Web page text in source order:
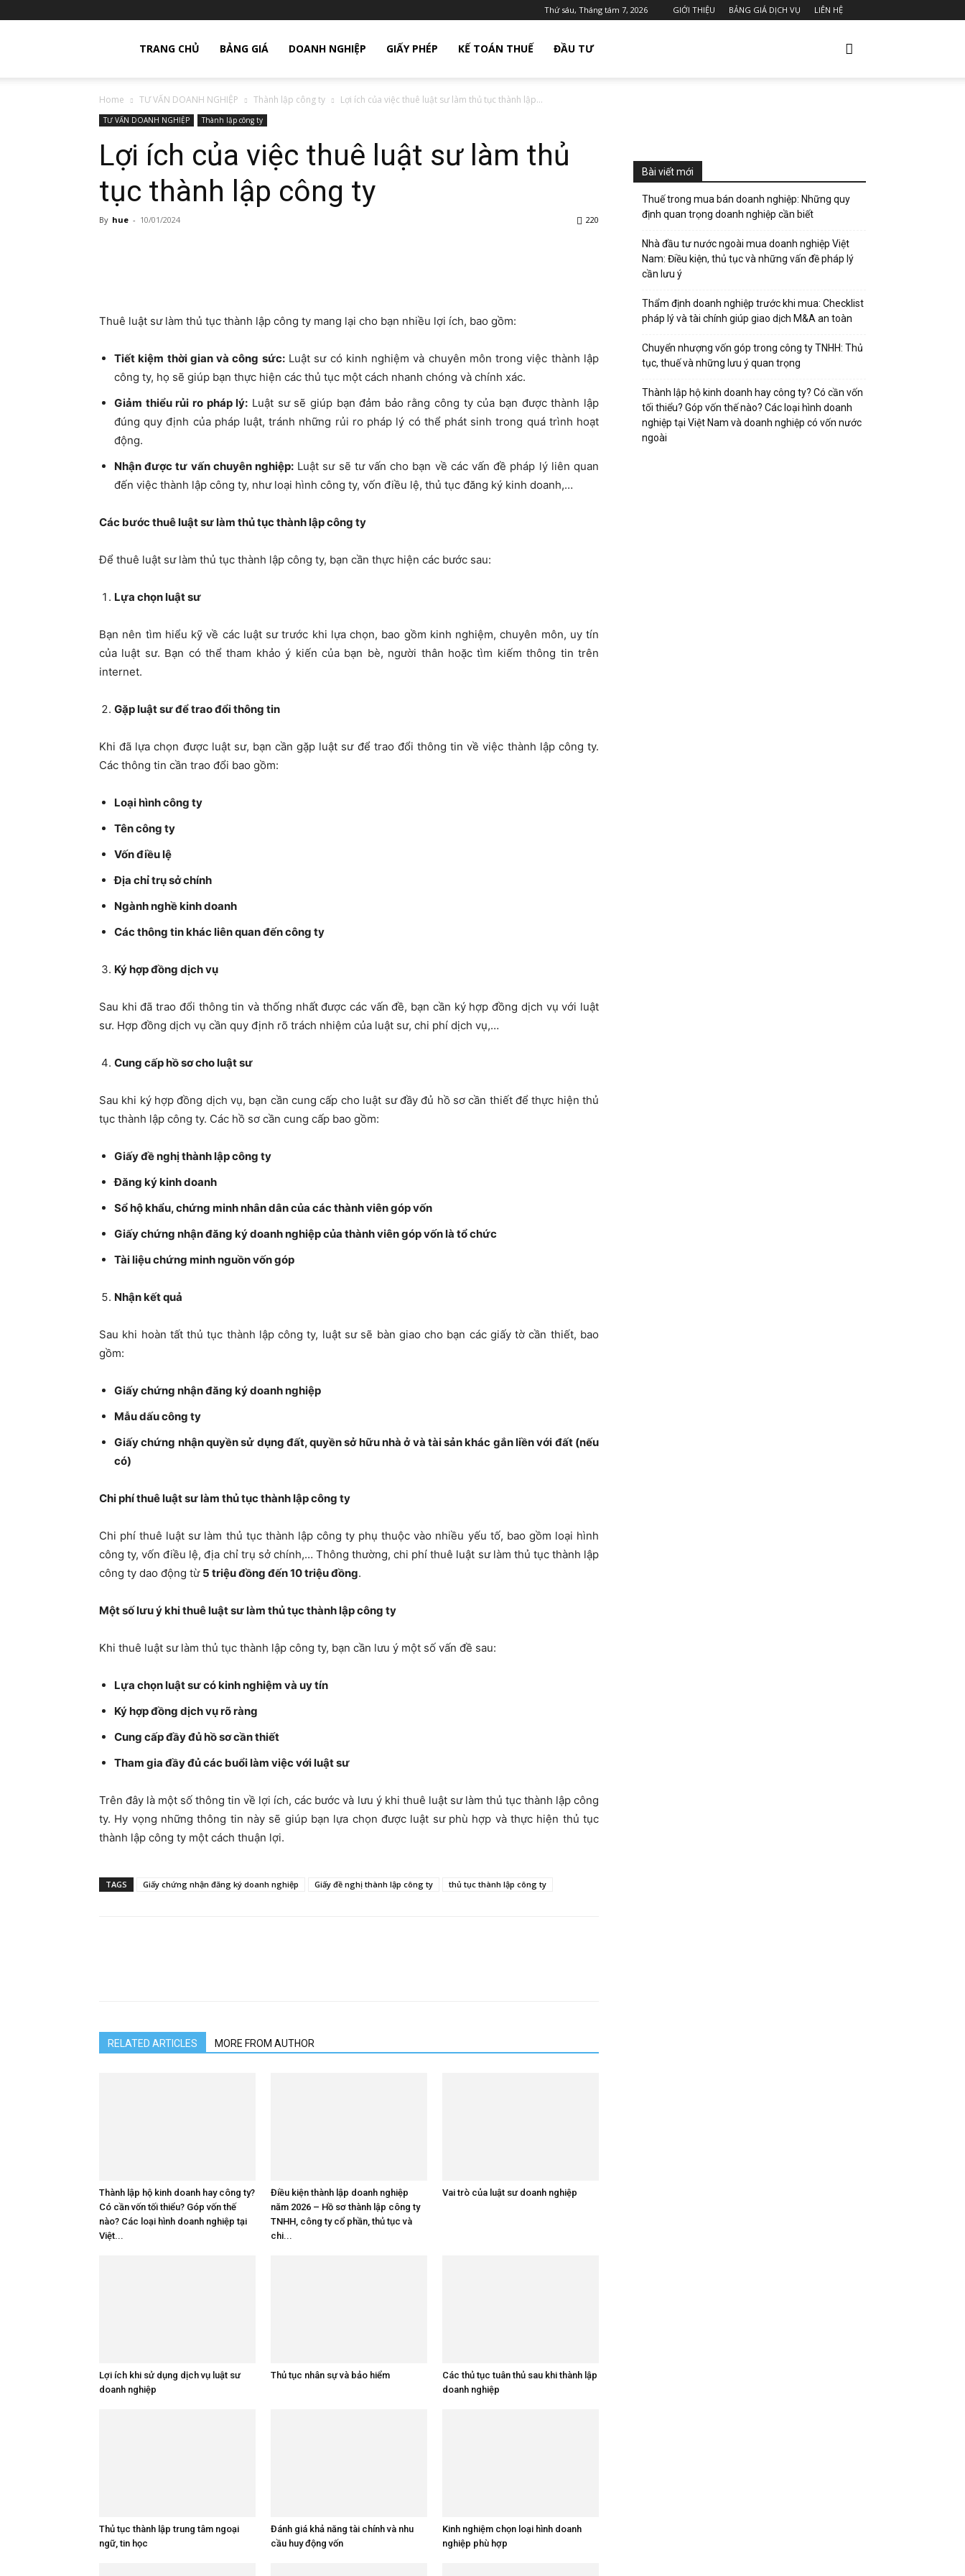
Thứ sáu, Tháng tám 7, 2026 GIỚI THIỆU BẢNG GIÁ DỊCH VỤ LIÊN HỆ
phep
thanh
lap
TRANG CHỦ BẢNG GIÁ DOANH NGHIỆP GIẤY PHÉP KẾ TOÁN THUẾ ĐẦU TƯ
Home TƯ VẤN DOANH NGHIỆP Thành lập công ty Lợi ích của việc thuê luật sư làm thủ tục thành lập...
TƯ VẤN DOANH NGHIỆP Thành lập công ty
Lợi ích của việc thuê luật sư làm thủ
tục thành lập công ty
By hue - 10/01/2024 220
Thuê luật sư làm thủ tục thành lập công ty mang lại cho bạn nhiều lợi ích, bao gồm:
Tiết kiệm thời gian và công sức:Luật sư có kinh nghiệm và chuyên môn trong việc thành lập
công ty, họ sẽ giúp bạn thực hiện các thủ tục một cách nhanh chóng và chính xác.
Giảm thiểu rủi ro pháp lý: Luật sư sẽ giúp bạn đảm bảo rằng công ty của bạn được thành lập
đúng quy định của pháp luật, tránh những rủi ro pháp lý có thể phát sinh trong quá trình hoạt
động.
Nhận được tư vấn chuyên nghiệp: Luật sư sẽ tư vấn cho bạn về các vấn đề pháp lý liên quan
đến việc thành lập công ty, như loại hình công ty, vốn điều lệ, thủ tục đăng ký kinh doanh,…
Các bước thuê luật sư làm thủ tục thành lập công ty
Để thuê luật sư làm thủ tục thành lập công ty, bạn cần thực hiện các bước sau:
Lựa chọn luật sư
Bạn nên tìm hiểu kỹ về các luật sư trước khi lựa chọn, bao gồm kinh nghiệm, chuyên môn, uy tín
của luật sư. Bạn có thể tham khảo ý kiến của bạn bè, người thân hoặc tìm kiếm thông tin trên
internet.
Gặp luật sư để trao đổi thông tin
Khi đã lựa chọn được luật sư, bạn cần gặp luật sư để trao đổi thông tin về việc thành lập công ty.
Các thông tin cần trao đổi bao gồm:
Loại hình công ty
Tên công ty
Vốn điều lệ
Địa chỉ trụ sở chính
Ngành nghề kinh doanh
Các thông tin khác liên quan đến công ty
Ký hợp đồng dịch vụ
Sau khi đã trao đổi thông tin và thống nhất được các vấn đề, bạn cần ký hợp đồng dịch vụ với luật
sư. Hợp đồng dịch vụ cần quy định rõ trách nhiệm của luật sư, chi phí dịch vụ,…
Cung cấp hồ sơ cho luật sư
Sau khi ký hợp đồng dịch vụ, bạn cần cung cấp cho luật sư đầy đủ hồ sơ cần thiết để thực hiện thủ
tục thành lập công ty. Các hồ sơ cần cung cấp bao gồm:
Giấy đề nghị thành lập công ty
Đăng ký kinh doanh
Sổ hộ khẩu, chứng minh nhân dân của các thành viên góp vốn
Giấy chứng nhận đăng ký doanh nghiệp của thành viên góp vốn là tổ chức
Tài liệu chứng minh nguồn vốn góp
Nhận kết quả
Sau khi hoàn tất thủ tục thành lập công ty, luật sư sẽ bàn giao cho bạn các giấy tờ cần thiết, bao
gồm:
Giấy chứng nhận đăng ký doanh nghiệp
Mẫu dấu công ty
Giấy chứng nhận quyền sử dụng đất, quyền sở hữu nhà ở và tài sản khác gắn liền với đất (nếu
có)
Chi phí thuê luật sư làm thủ tục thành lập công ty
Chi phí thuê luật sư làm thủ tục thành lập công ty phụ thuộc vào nhiều yếu tố, bao gồm loại hình
công ty, vốn điều lệ, địa chỉ trụ sở chính,… Thông thường, chi phí thuê luật sư làm thủ tục thành lập
công ty dao động từ 5 triệu đồng đến 10 triệu đồng.
Một số lưu ý khi thuê luật sư làm thủ tục thành lập công ty
Khi thuê luật sư làm thủ tục thành lập công ty, bạn cần lưu ý một số vấn đề sau:
Lựa chọn luật sư có kinh nghiệm và uy tín
Ký hợp đồng dịch vụ rõ ràng
Cung cấp đầy đủ hồ sơ cần thiết
Tham gia đầy đủ các buổi làm việc với luật sư
Trên đây là một số thông tin về lợi ích, các bước và lưu ý khi thuê luật sư làm thủ tục thành lập công
ty. Hy vọng những thông tin này sẽ giúp bạn lựa chọn được luật sư phù hợp và thực hiện thủ tục
thành lập công ty một cách thuận lợi.
TAGS Giấy chứng nhận đăng ký doanh nghiệp Giấy đề nghị thành lập công ty thủ tục thành lập công ty
RELATED ARTICLES MORE FROM AUTHOR
Thành lập hộ kinh doanh hay công ty?
Có cần vốn tối thiểu? Góp vốn thế
nào? Các loại hình doanh nghiệp tại
Việt...
Điều kiện thành lập doanh nghiệp
năm 2026 – Hồ sơ thành lập công ty
TNHH, công ty cổ phần, thủ tục và
chi...
Vai trò của luật sư doanh nghiệp
Lợi ích khi sử dụng dịch vụ luật sư
doanh nghiệp
Thủ tục nhân sự và bảo hiểm
Các thủ tục tuân thủ sau khi thành lập
doanh nghiệp
Thủ tục thành lập trung tâm ngoại
ngữ, tin học
Đánh giá khả năng tài chính và nhu
cầu huy động vốn
Kinh nghiệm chọn loại hình doanh
nghiệp phù hợp
Bài viết mới
Thuế trong mua bán doanh nghiệp: Những quy
định quan trọng doanh nghiệp cần biết
Nhà đầu tư nước ngoài mua doanh nghiệp Việt
Nam: Điều kiện, thủ tục và những vấn đề pháp lý
cần lưu ý
Thẩm định doanh nghiệp trước khi mua: Checklist
pháp lý và tài chính giúp giao dịch M&A an toàn
Chuyển nhượng vốn góp trong công ty TNHH: Thủ
tục, thuế và những lưu ý quan trọng
Thành lập hộ kinh doanh hay công ty? Có cần vốn
tối thiểu? Góp vốn thế nào? Các loại hình doanh
nghiệp tại Việt Nam và doanh nghiệp có vốn nước
ngoài